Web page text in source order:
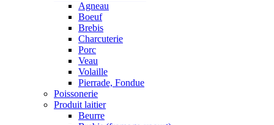
Agneau
Boeuf
Brebis
Charcuterie
Porc
Veau
Volaille
Pierrade, Fondue
Poissonerie
Produit laitier
Beurre